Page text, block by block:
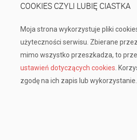
COOKIES CZYLI LUBIĘ CIASTKA
Moja strona wykorzystuje pliki
użyteczności serwisu. Zbierane
mimo wszystko przeszkadza, to
ustawień dotyczących cookies .
zgodę na ich zapis lub wykorzystanie.